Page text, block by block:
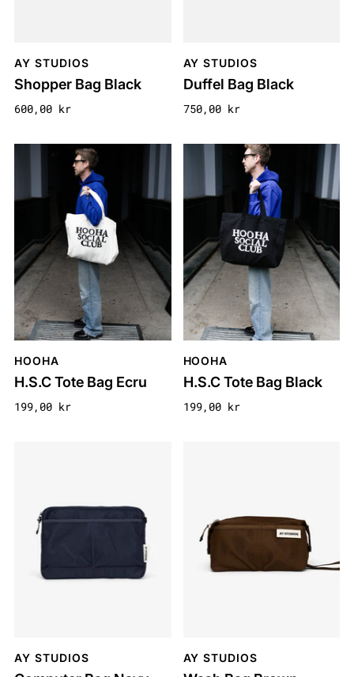
AY STUDIOS
Shopper Bag Black
600,00 kr
AY STUDIOS
Duffel Bag Black
750,00 kr
HOOHA
H.S.C Tote Bag Ecru
199,00 kr
HOOHA
H.S.C Tote Bag Black
199,00 kr
AY STUDIOS AY STUDIOS